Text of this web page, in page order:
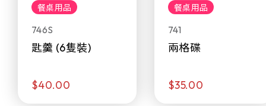
餐桌用品
746S
匙羹 (6隻裝)
$40.00
餐桌用品
741
兩格碟
$35.00